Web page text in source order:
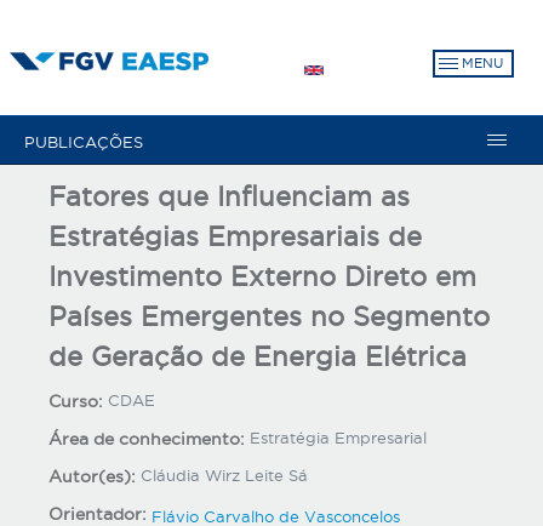
para
MENU
PUBLICAÇÕES
Fatores que Influenciam as
Estratégias Empresariais de
Investimento Externo Direto em
Países Emergentes no Segmento
de Geração de Energia Elétrica
Curso: CDAE
Área de conhecimento: Estratégia Empresarial
Autor(es): Cláudia Wirz Leite Sá
Orientador: Flávio Carvalho de Vasconcelos